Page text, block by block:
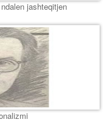
jashteqitjen